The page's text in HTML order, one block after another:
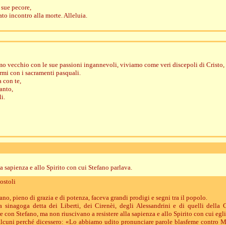
pecore,
incontro alla morte. Alleluia.
vecchio con le sue passioni ingannevoli, viviamo come veri discepoli di Cristo,
con i sacramenti pasquali.
con te,
sapienza e allo Spirito con cui Stefano parlava.
pieno di grazia e di potenza, faceva grandi prodigi e segni tra il popolo.
sinagoga detta dei Liberti, dei Cirenèi, degli Alessandrini e di quelli della
con Stefano, ma non riuscivano a resistere alla sapienza e allo Spirito con cui
perché dicessero: «Lo abbiamo udito pronunciare parole blasfeme contro